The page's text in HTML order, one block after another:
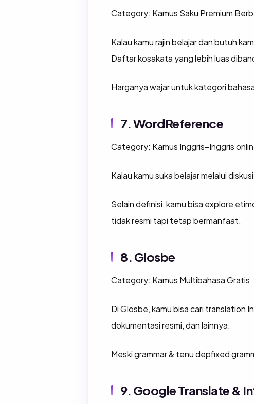
Category: Kamus Saku Premium
Kalau kamu rajin belajar dan butuh
Daftar kosakata yang lebih luas
Harganya wajar untuk kategori
7. WordReference
Category: Kamus Inggris–Inggris
Kalau kamu suka belajar melalui
Selain definisi, kamu bisa explore
tidak resmi tapi tetap bermanfaat.
8. Glosbe
Category: Kamus Multibahasa Gratis
Di Glosbe, kamu bisa cari translation
dokumentasi resmi, dan lainnya.
Meski grammar & tenu depfixed
9. Google Translate &